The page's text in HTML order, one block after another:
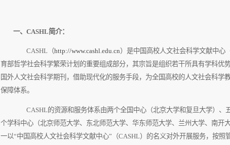
一、 CASHL简介：
CASHL （http://www.cashl.edu.cn）是中国高校人文社会科学文献中心
育部哲学社会科学繁荣计划的重要组成部分，其宗旨是组织若干所具有学科
国外人文社会科学期刊，借助现代化的服务手段，为全国高校的人文社会科
保障体系。
CASHL的资源和服务体系由两个全国中心（北京大学和复旦大学）
个学科中心（北京师范大学、东北师范大学、华东师范大学、兰州大学、南
一以“中国高校人文社会科学文献中心”（CASHL）的名义对外开展服务，按照